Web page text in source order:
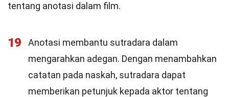
tentang anotasi dalam film.
19
Anotasi membantu sutradara dalam
mengarahkan adegan. Dengan menambahkan
catatan pada naskah, sutradara dapat
memberikan petunjuk kepada aktor tentang